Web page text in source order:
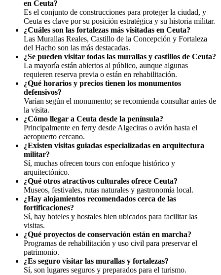
en Ceuta?
Es el conjunto de construcciones para proteger la ciudad, y
Ceuta es clave por su posición estratégica y su historia militar.
¿Cuáles son las fortalezas más visitadas en Ceuta?
Las Murallas Reales, Castillo de la Concepción y Fortaleza
del Hacho son las más destacadas.
¿Se pueden visitar todas las murallas y castillos de Ceuta?
La mayoría están abiertos al público, aunque algunas
requieren reserva previa o están en rehabilitación.
¿Qué horarios y precios tienen los monumentos
defensivos?
Varían según el monumento; se recomienda consultar antes de
la visita.
¿Cómo llegar a Ceuta desde la península?
Principalmente en ferry desde Algeciras o avión hasta el
aeropuerto cercano.
¿Existen visitas guiadas especializadas en arquitectura
militar?
Sí, muchas ofrecen tours con enfoque histórico y
arquitectónico.
¿Qué otros atractivos culturales ofrece Ceuta?
Museos, festivales, rutas naturales y gastronomía local.
¿Hay alojamientos recomendados cerca de las
fortificaciones?
Sí, hay hoteles y hostales bien ubicados para facilitar las
visitas.
¿Qué proyectos de conservación están en marcha?
Programas de rehabilitación y uso civil para preservar el
patrimonio.
¿Es seguro visitar las murallas y fortalezas?
Sí, son lugares seguros y preparados para el turismo.